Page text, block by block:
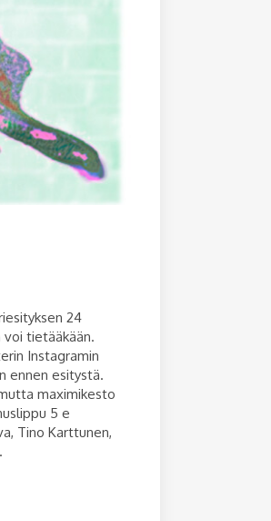
24
voi tietääkään.
Instagramin
ennen esitystä.
maximikesto
5 e
Tino Karttunen,